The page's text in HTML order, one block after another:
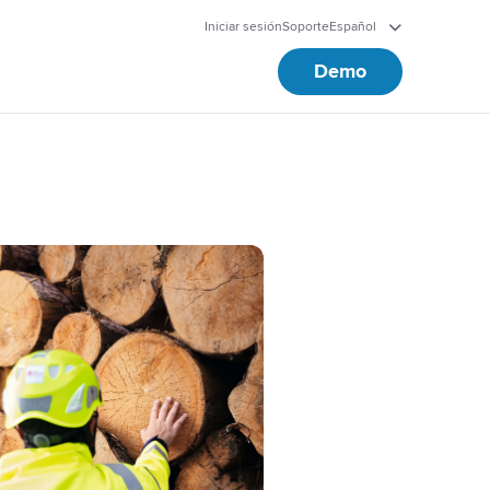
Iniciar sesiónSoporteEspañol
Demo